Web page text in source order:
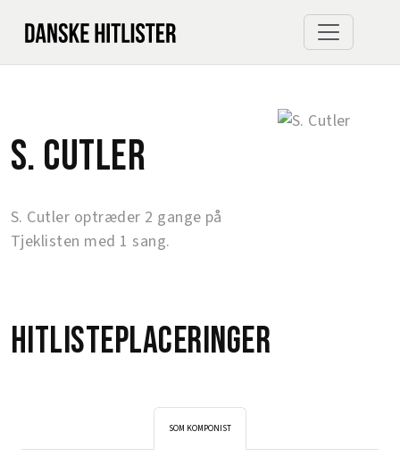
S. Cutler
S. Cutler optræder 2 gange på
Tjeklisten med 1 sang.
Hitlisteplaceringer
SOM KOMPONIST